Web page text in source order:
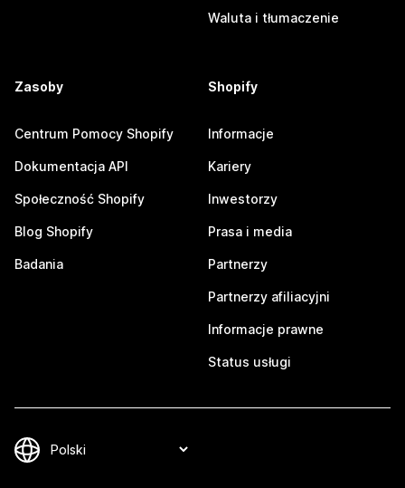
Waluta i tłumaczenie
Zasoby
Centrum Pomocy Shopify
Dokumentacja API
Społeczność Shopify
Blog Shopify
Badania
Shopify
Informacje
Kariery
Inwestorzy
Prasa i media
Partnerzy
Partnerzy afiliacyjni
Informacje prawne
Status usługi